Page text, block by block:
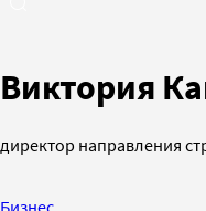
Виктория
директор направления
Бизнес